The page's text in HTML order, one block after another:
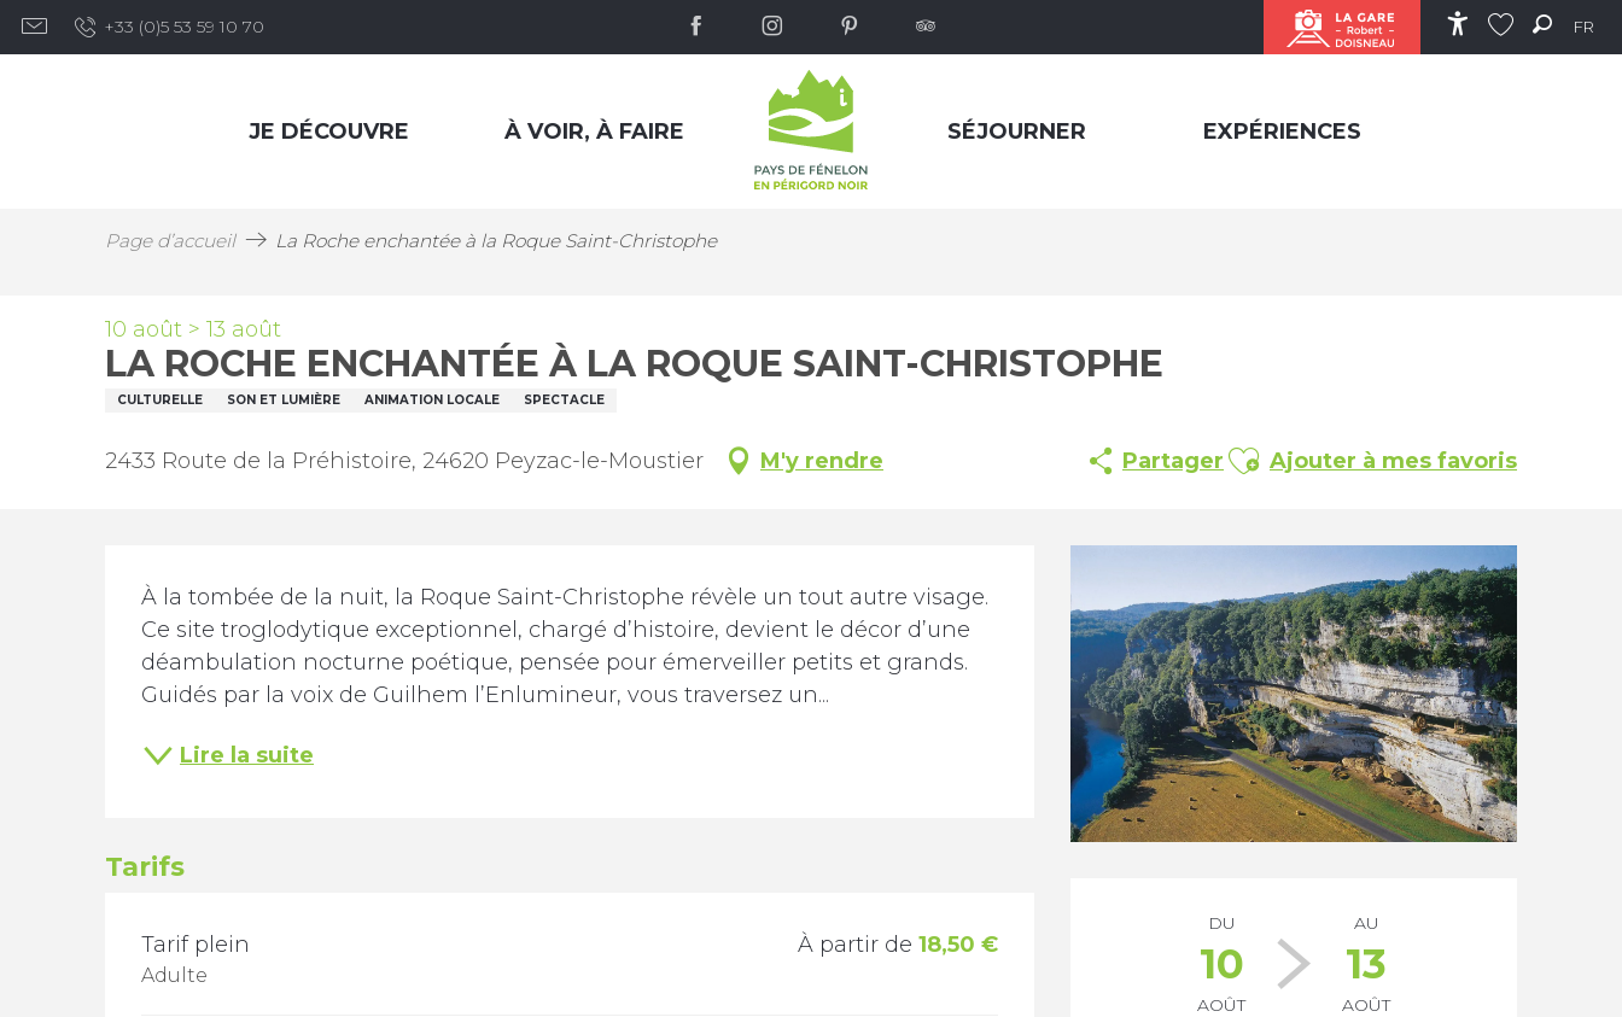
Aller
au
Accessibilité
FR
+33 (0)5 53 59 10 70
JE DÉCOUVRE À VOIR, À FAIRE SÉJOURNER EXPÉRIENCES
Page d’accueil La Roche enchantée à la Roque Saint-Christophe
10 août > 13 août
LA ROCHE ENCHANTÉE À LA ROQUE SAINT-CHRISTOPHE
CULTURELLE SON ET LUMIÈRE ANIMATION LOCALE SPECTACLE
2433 Route de la Préhistoire, 24620 Peyzac-le-Moustier M'y rendre Partager Ajouter aux favoris
Ajouter à mes favoris
Ouverture et
DU
10
AOÛT
AU
13
AOÛT
Description
À la tombée de la nuit, la Roque Saint-Christophe révèle un tout autre visage.
Ce site troglodytique exceptionnel, chargé d’histoire, devient le décor d’une
déambulation nocturne poétique, pensée pour émerveiller petits et grands.
Guidés par la voix de Guilhem l’Enlumineur, vous traversez un...
Lire la suite
Tarifs
TARIFS 2026
Tarif plein
Adulte
À partir de18,50 €